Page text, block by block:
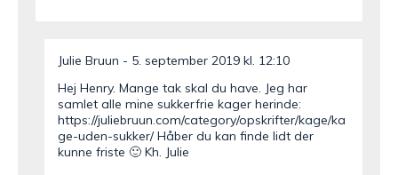
Julie Bruun
5. september 2019 kl. 12:10
Hej Henry. Mange tak skal du have. Jeg har
samlet alle mine sukkerfrie kager herinde:
https://juliebruun.com/category/opskrifter/kage/ka
ge-uden-sukker/Håber du kan finde lidt der
kunne friste 🙂 Kh. Julie